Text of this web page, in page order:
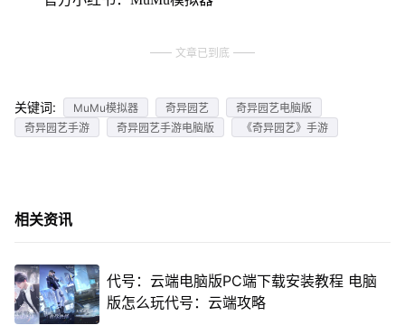
文章已到底
关键词: MuMu模拟器 奇异园艺
奇异园艺电脑版
奇异园艺手游
奇异园艺手游电脑版 《奇异园艺》手游
相关资讯
代号：云端电脑版PC端下载安装教程 电脑
版怎么玩代号：云端攻略